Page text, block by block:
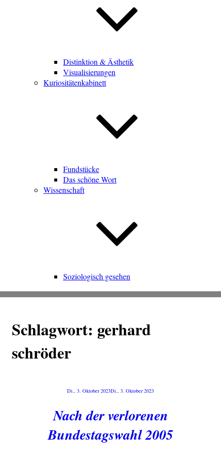
Distinktion & Ästhetik
Visualisierungen
Kuriositätenkabinett
Fundstücke
Das schöne Wort
Wissenschaft
Soziologisch gesehen
Schlagwort: gerhard
schröder
Veröffentlicht
Di., 3. Oktober 2023Di., 3. Oktober 2023
Nach der verlorenen
Bundestagswahl 2005